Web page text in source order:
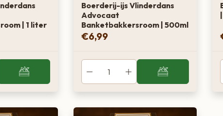
| 1 liter
Boerderij-ijs Vlinderdans
Advocaat
Banketbakkersroom | 500ml
€6,99